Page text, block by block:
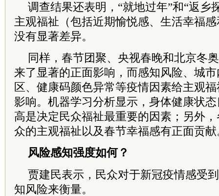
调查结果还表明，“就地过年”和“返乡
主观福祉（包括近期愉悦感、生活幸福
没有显著差异。
同样，春节团聚、央视春晚和北京冬
来了显著的正面影响，而感知风险、城
区、健康码颜色异常等疫情因素给主观
影响。机器学习分析显示，身体健康状
高是决定民众福祉最重要的因素；另外
众的主观福祉以及春节幸福感有正面贡献
风险感知强度如何？
贾建民表示，民众对于新冠疫情感受
知风险来衡量。